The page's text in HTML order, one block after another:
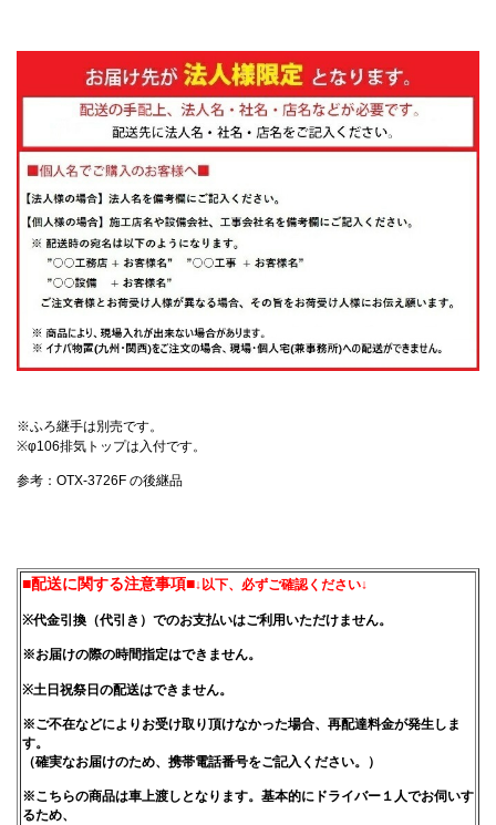
※ふろ継手は別売です。
※φ106排気トップは入付です。
参考：OTX-3726F の後継品
■配送に関する注意事項■↓以下、必ずご確認ください↓
※代金引換（代引き）でのお支払いはご利用いただけません。
※お届けの際の時間指定はできません。
※土日祝祭日の配送はできません。
※ご不在などによりお受け取り頂けなかった場合、再配達料金が発生しま
す。
（確実なお届けのため、携帯電話番号をご記入ください。）
※こちらの商品は車上渡しとなります。基本的にドライバー１人でお伺いす
るため、